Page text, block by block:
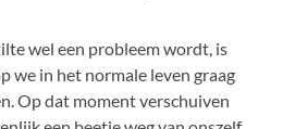
wel een probleem wordt, is
we in het normale leven graag
Op dat moment verschuiven